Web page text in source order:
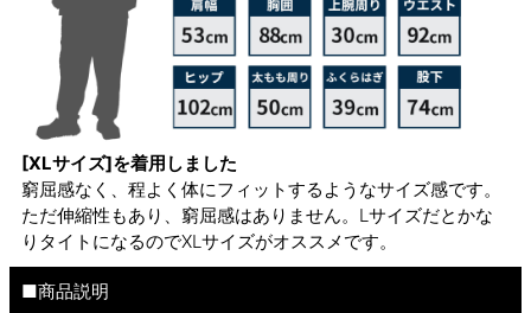
[XLサイズ]を着用しました
窮屈感なく、程よく体にフィットするようなサイズ感です。
ただ伸縮性もあり、窮屈感はありません。Lサイズだとかな
りタイトになるのでXLサイズがオススメです。
■商品説明